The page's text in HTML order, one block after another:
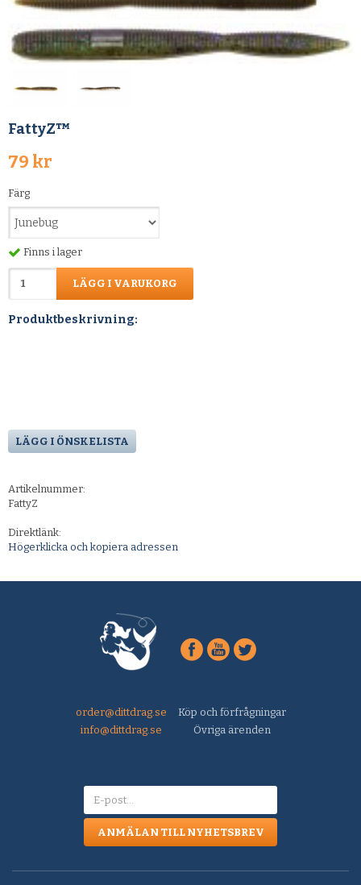
FattyZ™
79 kr
Färg
Finns i lager
LÄGG I VARUKORG
Produktbeskrivning:
LÄGG I ÖNSKELISTA
Artikelnummer:
FattyZ
Direktlänk:
Högerklicka och kopiera adressen
order@dittdrag.se
Köp och förfrågningar
info@dittdrag.se
Övriga ärenden
ANMÄLAN TILL NYHETSBREV